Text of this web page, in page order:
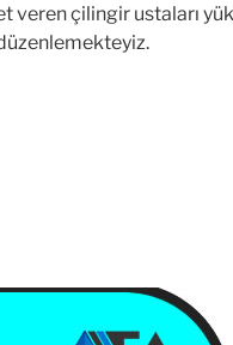
çilingir ustaları